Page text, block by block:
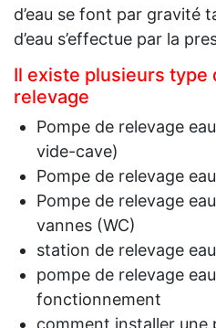
d’eau se font par gravité
d’eau s’effectue par la
Il existe plusieurs type
relevage
Pompe de relevage
vide-cave)
Pompe de relevage
Pompe de relevage
vannes (WC)
station de relevage
pompe de relevage
fonctionnement
comment installer une